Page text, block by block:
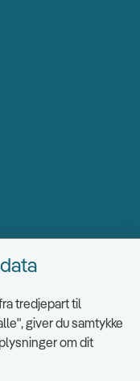
tredjepart til
giver du samtykke
om dit